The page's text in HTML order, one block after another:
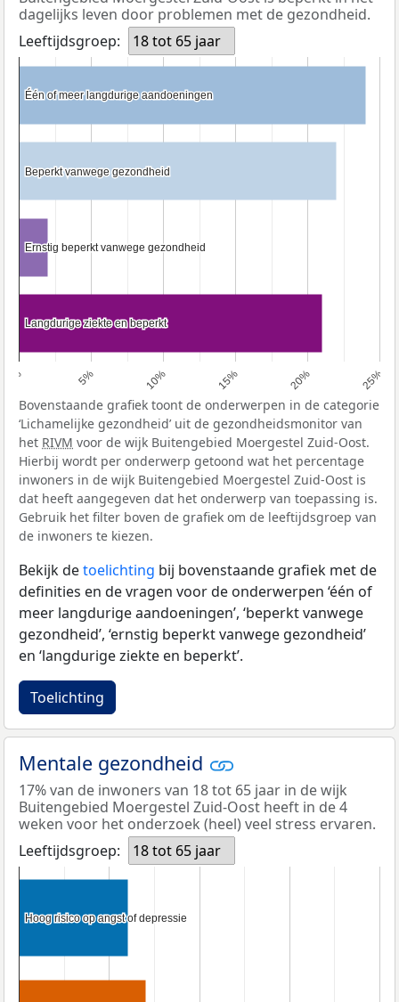
dagelijks leven door problemen met de gezondheid.
Leeftijdsgroep:
18 tot 65 jaar
0% 5% 10% 15% 20% 25%
Één of meer langdurige aandoeningen
Één of meer langdurige aandoeningen
Beperkt vanwege gezondheid
Beperkt vanwege gezondheid
Ernstig beperkt vanwege gezondheid
Ernstig beperkt vanwege gezondheid
Langdurige ziekte en beperkt
Langdurige ziekte en beperkt
Bovenstaande grafiek toont de onderwerpen in de categorie
‘Lichamelijke gezondheid’ uit de gezondheidsmonitor van
het RIVM voor de wijk Buitengebied Moergestel Zuid-Oost.
Hierbij wordt per onderwerp getoond wat het percentage
inwoners in de wijk Buitengebied Moergestel Zuid-Oost is
dat heeft aangegeven dat het onderwerp van toepassing is.
Gebruik het filter boven de grafiek om de leeftijdsgroep van
de inwoners te kiezen.
Bekijk detoelichting bij bovenstaande grafiek met de
definities en de vragen voor de onderwerpen ‘één of
meer langdurige aandoeningen’, ‘beperkt vanwege
gezondheid’, ‘ernstig beperkt vanwege gezondheid’
en ‘langdurige ziekte en beperkt’.
Toelichting
Mentale gezondheid
17% van de inwoners van 18 tot 65 jaar in de wijk
Buitengebied Moergestel Zuid-Oost heeft in de 4
weken voor het onderzoek (heel) veel stress ervaren.
Leeftijdsgroep:
18 tot 65 jaar
Hoog risico op angst of depressie
Hoog risico op angst of depressie